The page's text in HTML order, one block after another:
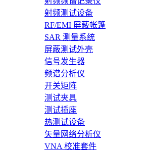
射频测试设备
RF/EMI 屏蔽帐篷
SAR 测量系统
屏蔽测试外壳
信号发生器
频谱分析仪
开关矩阵
测试夹具
测试插座
热测试设备
矢量网络分析仪
VNA 校准套件